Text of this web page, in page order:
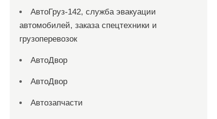
АвтоГруз-142, служба эвакуации
автомобилей, заказа спецтехники и
грузоперевозок
АвтоДвор
АвтоДвор
Автозапчасти